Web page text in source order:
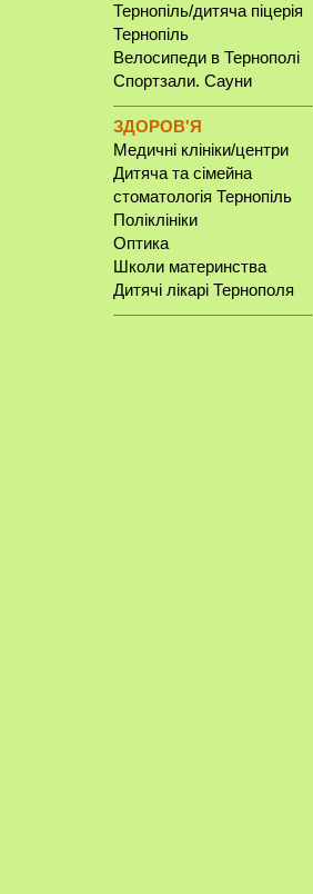
Тернопіль/дитяча піцерія
Тернопіль
Велосипеди в Тернополі
Спортзали. Сауни
ЗДОРОВ'Я
Медичні клініки/центри
Дитяча та сімейна
стоматологія Тернопіль
Поліклініки
Оптика
Школи материнства
Дитячі лікарі Тернополя